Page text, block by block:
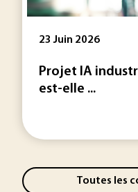
23 Juin 2026
Projet IA
est-elle ...
Toutes les